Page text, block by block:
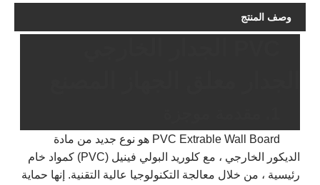
وصف المنتج
PVC Extrable Wall Board هو نوع جديد من مادة
الديكور الخارجي ، مع كلوريد البولي فينيل (PVC) كمواد خام
رئيسية ، من خلال معالجة التكنولوجيا عالية التقنية. إنها حماية